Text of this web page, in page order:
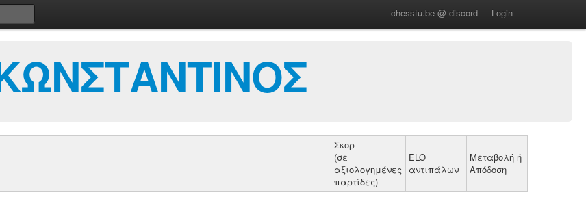
chesstu.be @ discord Login
Σκορ
(σε
αξιολογημένες
παρτίδες)
ELO
αντιπάλων
Μεταβολή ή
Απόδοση